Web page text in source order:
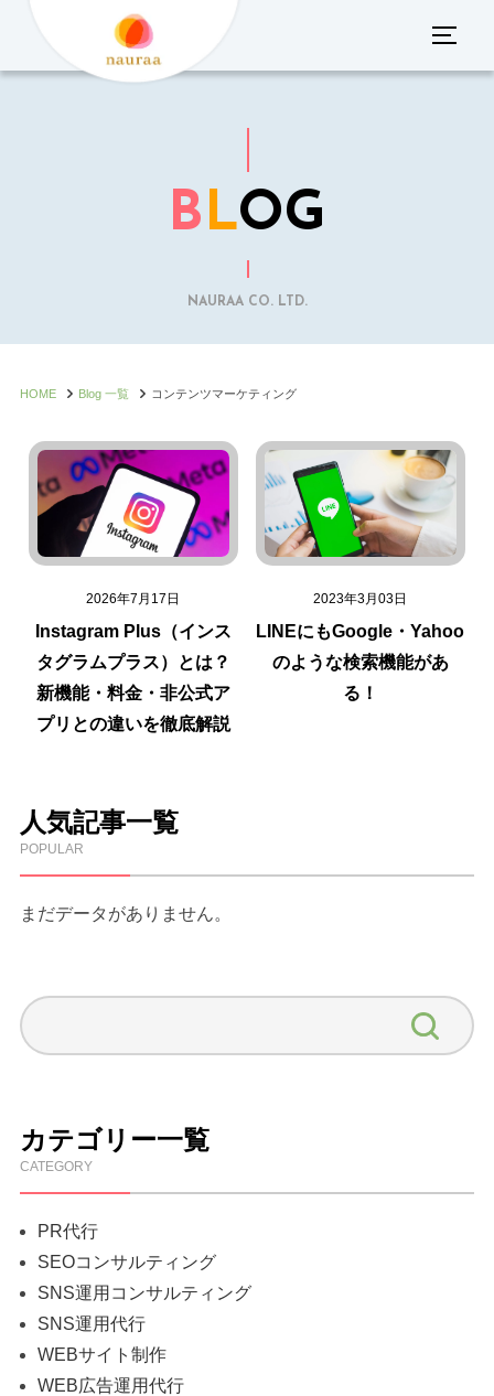
テ
BLOG
NAURAA CO. LTD.
HOME Blog 一覧 コンテンツマーケティング
2026年7月17日
Instagram Plus（インス
タグラムプラス）とは？
新機能・料金・非公式ア
プリとの違いを徹底解説
2023年3月03日
LINEにもGoogle・Yahoo
のような検索機能があ
る！
人気記事一覧
POPULAR
まだデータがありません。
カテゴリー一覧
CATEGORY
PR代行
SEOコンサルティング
SNS運用コンサルティング
SNS運用代行
WEBサイト制作
WEB広告運用代行